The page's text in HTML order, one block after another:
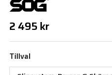
2 495 kr
Tillval